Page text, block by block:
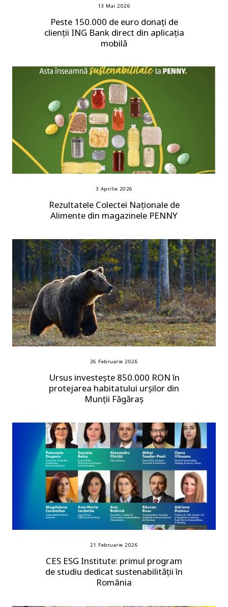
13 Mai 2026
Peste 150.000 de euro donați de
clienții ING Bank direct din aplicația
mobilă
3 Aprilie 2026
Rezultatele Colectei Naționale de
Alimente din magazinele PENNY
26 Februarie 2026
Ursus investește 850.000 RON în
protejarea habitatului urșilor din
Munții Făgăraș
21 Februarie 2026
CES ESG Institute: primul program
de studiu dedicat sustenabilității în
România